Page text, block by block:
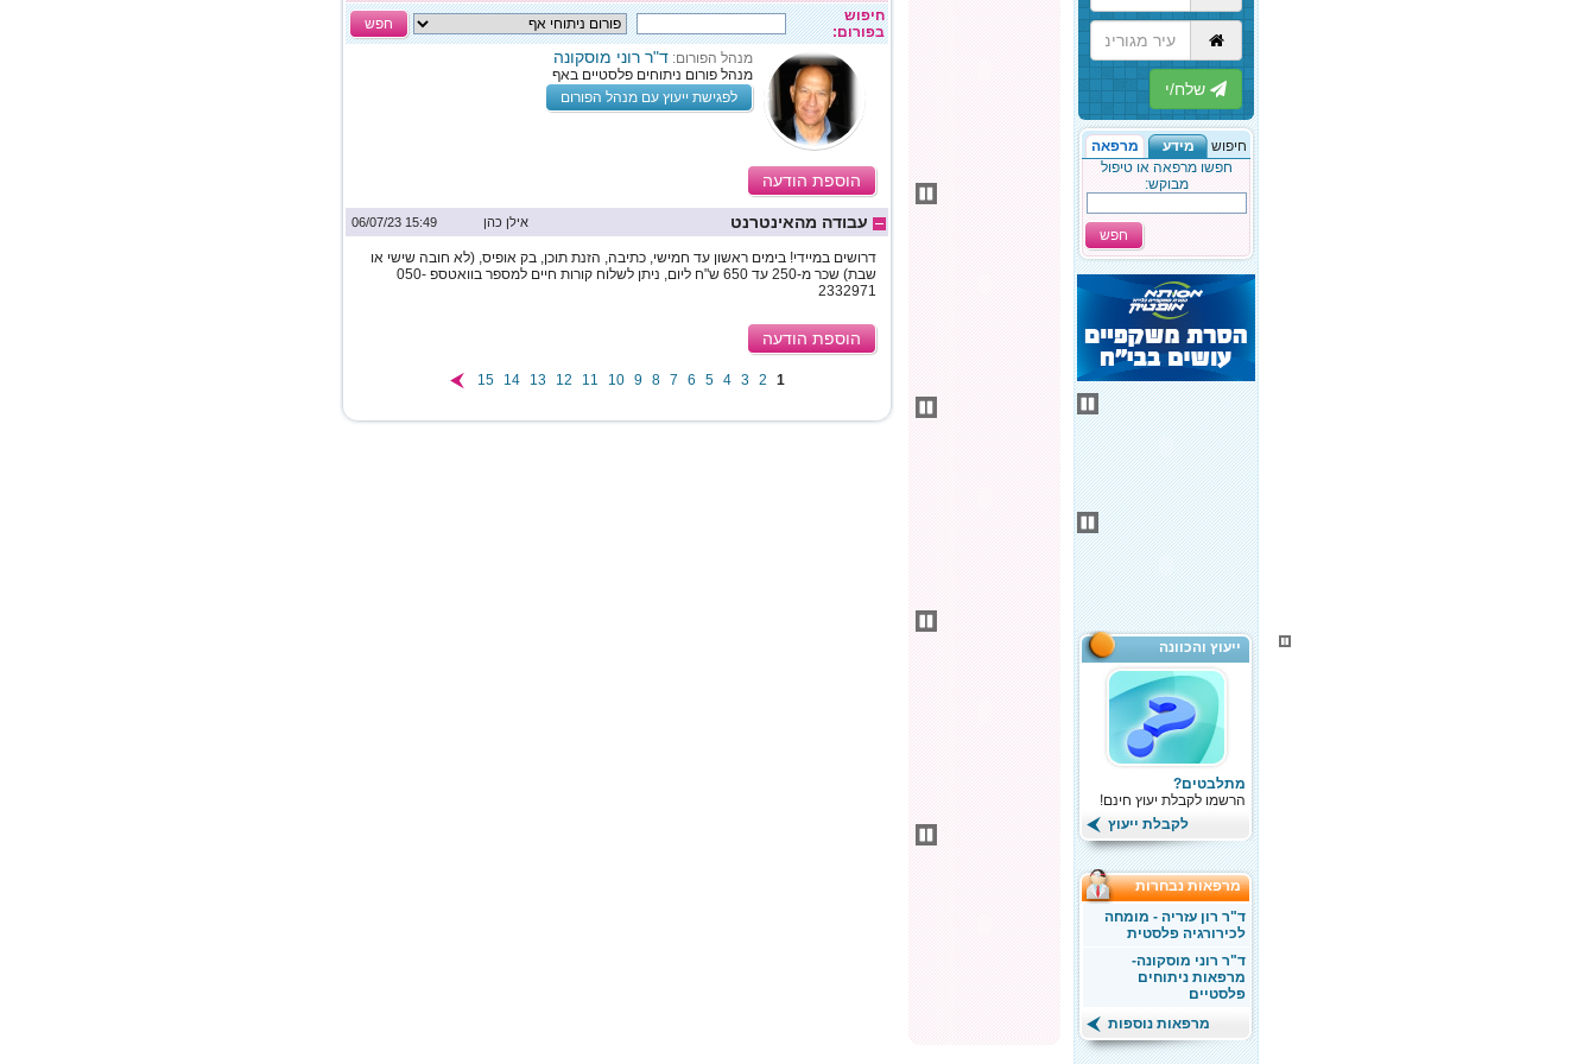
הבא
חיפוש מידע
מרפאה
חפשו מרפאה או טיפול
מבוקש:
חפש
ייעוץ והכוונה
מתלבטים?
הרשמו לקבלת יעוץ חינם!
לקבלת ייעוץ
מרפאות נבחרות
ד"ר רון עזריה - מומחה
לכירורגיה פלסטית
ד"ר רוני מוסקונה-
מרפאות ניתוחים
פלסטיים
מרפאות נוספות
חפש
חיפוש
בפורום:
מנהל הפורום: ד"ר רוני מוסקונה
מנהל פורום ניתוחים פלסטיים באף
לפגישת ייעוץ עם מנהל הפורום
הוספת הודעה
15:49 06/07/23 אילן כהן עבודה מהאינטרנט
דרושים במיידי! בימים ראשון עד חמישי, כתיבה, הזנת תוכן, בק אופיס, (לא חובה שישי או
שבת) שכר מ-250 עד 650 ש"ח ליום, ניתן לשלוח קורות חיים למספר בוואטספ 050-
2332971
הוספת הודעה
1
2
3
4
5
6
7
8
9
10
11
12
13
14
15